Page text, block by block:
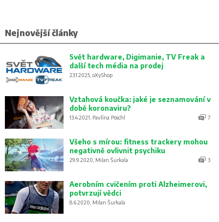
Nejnovější články
Svět hardware, Digimanie, TV Freak a
další tech média na prodej
23.1.2025, oXyShop
Vztahová koučka: jaké je seznamování v
době koronaviru?
13.4.2021, Pavlína Pöschl 7
Všeho s mírou: fitness trackery mohou
negativně ovlivnit psychiku
29.9.2020, Milan Šurkala 3
Aerobním cvičením proti Alzheimerovi,
potvrzují vědci
8.6.2020, Milan Šurkala